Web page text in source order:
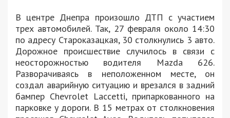
В центре Днепра произошло ДТП с участием
трех автомобилей. Так, 27 февраля около 14:30
по адресу Староказацкая, 30 столкнулись 3 авто.
Дорожное происшествие случилось в связи с
неосторожностью водителя Mazda 626.
Разворачиваясь в неположенном месте, он
создал аварийную ситуацию и врезался в задний
бампер Chevrolet Laccetti, припаркованного на
парковке у дороги. В 15 метрах от столкновения